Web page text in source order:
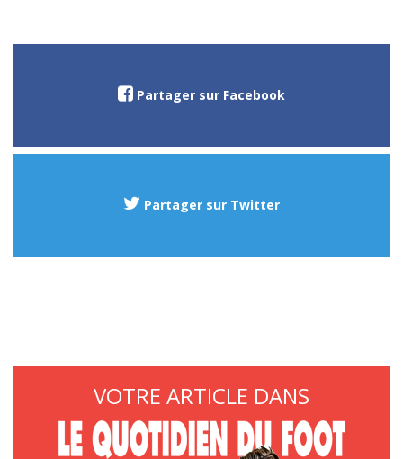
Partager sur Facebook
Partager sur Twitter
VOTRE ARTICLE DANS